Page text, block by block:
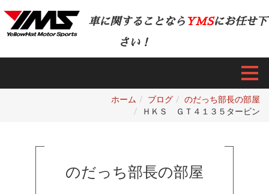
車に関することなら YMSにお任せ下
さい！
ホーム ブログ
のだっち部長の部屋
ＨＫＳ ＧＴ４１３５タービン
のだっち部長の部屋